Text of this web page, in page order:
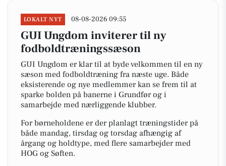
LOKALT NYT 08-08-2026 09:55
GUI Ungdom inviterer til ny
fodboldtræningssæson
GUI Ungdom er klar til at byde velkommen til en ny
sæson med fodboldtræning fra næste uge. Både
eksisterende og nye medlemmer kan se frem til at
sparke bolden på banerne i Grundfør og i
samarbejde med nærliggende klubber.
For børneholdene er der planlagt træningstider på
både mandag, tirsdag og torsdag afhængig af
årgang og holdtype, med flere samarbejder med
HOG og Søften.